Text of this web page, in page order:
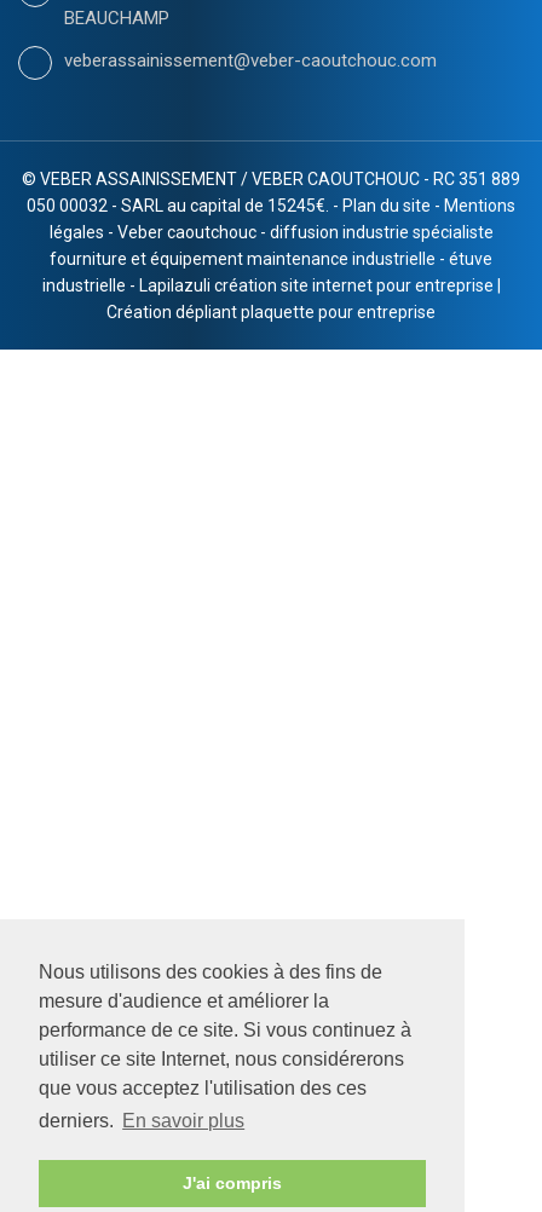
Nous utilisons des cookies à des fins de
mesure d'audience et améliorer la
performance de ce site. Si vous continuez à
utiliser ce site Internet, nous considérerons
que vous acceptez l'utilisation des ces
derniers. En savoir plus
J'ai compris
BEAUCHAMP
veberassainissement@veber-caoutchouc.com
© VEBER ASSAINISSEMENT / VEBER CAOUTCHOUC - RC 351 889
050 00032 - SARL au capital de 15245€. - Plan du site - Mentions
légales - Veber caoutchouc- diffusion industrie spécialiste
fourniture et équipement maintenance industrielle - étuve
industrielle - Lapilazuli création site internet pour entreprise |
Création dépliant plaquette pour entreprise